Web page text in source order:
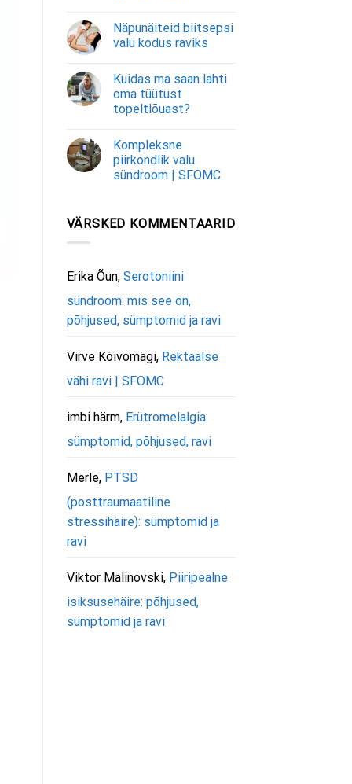
Näpunäiteid biitsepsi
valu kodus raviks
Kuidas ma saan lahti
oma tüütust
topeltlõuast?
Kompleksne
piirkondlik valu
sündroom | SFOMC
VÄRSKED KOMMENTAARID
Erika Õun, Serotoniini
sündroom: mis see on,
põhjused, sümptomid ja ravi
Virve Kõivomägi, Rektaalse
vähi ravi | SFOMC
imbi härm, Erütromelalgia:
sümptomid, põhjused, ravi
Merle, PTSD
(posttraumaatiline
stressihäire): sümptomid ja
ravi
Viktor Malinovski, Piiripealne
isiksusehäire: põhjused,
sümptomid ja ravi